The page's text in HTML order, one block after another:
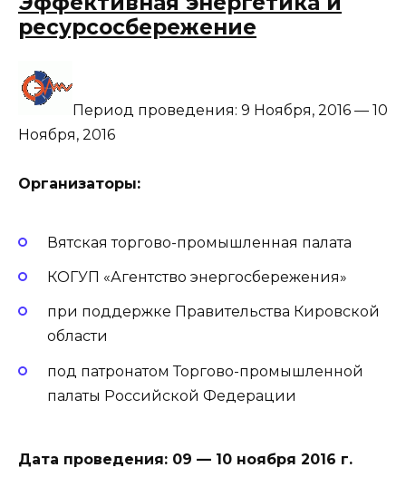
ресурсосбережение
Период проведения: 9 Ноября, 2016 — 10
Ноября, 2016
Организаторы:
Вятская торгово-промышленная палата
КОГУП «Агентство энергосбережения»
при поддержке Правительства Кировской
области
под патронатом Торгово-промышленной
палаты Российской Федерации
Дата проведения: 09 — 10 ноября 2016 г.